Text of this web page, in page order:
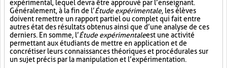
expérimental, lequel devra être approuvé par l’enseignant.
Généralement, à la fin de l’Étude expérimentale, les élèves
doivent remettre un rapport partiel ou complet qui fait entre
autres état des résultats obtenus ainsi que d’une analyse de ces
derniers. En somme, l’Étude expérimentaleest une activité
permettant aux étudiants de mettre en application et de
concrétiser leurs connaissances théoriques et procédurales sur
un sujet précis par la manipulation et l’expérimentation.